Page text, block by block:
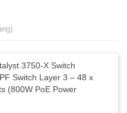
3750-X Switch
Switch Layer 3 – 48 x
(800W PoE Power